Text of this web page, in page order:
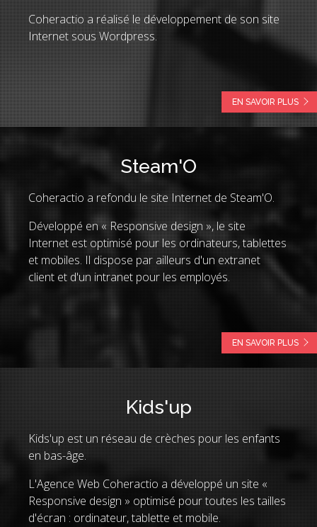
Coheractio a réalisé le développement de son site
Internet sous Wordpress.
EN SAVOIR PLUS
Steam'O
Coheractio a refondu le site Internet de Steam'O.
Développé en « Responsive design », le site
Internet est optimisé pour les ordinateurs, tablettes
et mobiles. Il dispose par ailleurs d'un extranet
client et d'un intranet pour les employés.
EN SAVOIR PLUS
Kids'up
Kids'up est un réseau de crèches pour les enfants
en bas-âge.
L'Agence Web Coheractio a développé un site «
Responsive design » optimisé pour toutes les tailles
d'écran : ordinateur, tablette et mobile.